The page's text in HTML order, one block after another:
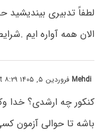
لطفاً تدبیری بیندیشید
الان همه آواره ایم
Mehdiفروردین ۵, ۱۴۰۵ at ۸:۲۹ ب٫ظ
کنکور چه ارشدی؟ خدا
باشه تا حوالی آزمون